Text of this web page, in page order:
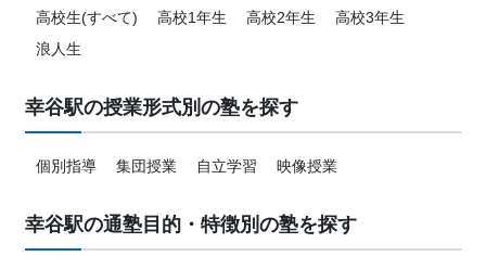
高校生(すべて)
高校1年生 高校2年生
高校3年生
浪人生
幸谷駅の授業形式別の塾を探す
個別指導 集団授業 自立学習 映像授業
幸谷駅の通塾目的・特徴別の塾を探す